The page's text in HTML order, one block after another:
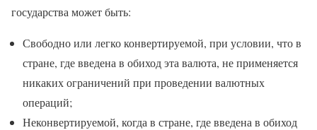
государства может быть:
Свободно или легко конвертируемой, при условии, что в
стране, где введена в обиход эта валюта, не применяется
никаких ограничений при проведении валютных
операций;
Неконвертируемой, когда в стране, где введена в обиход